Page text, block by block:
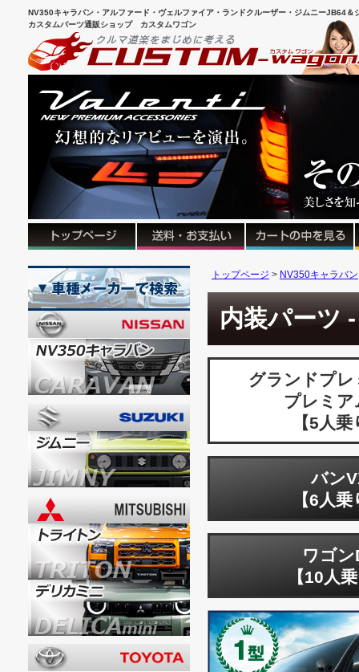
NV350キャラバン・アルファード・ヴェルファイア・ランドクルーザー・ジムニーJB64
カスタムパーツ通販ショップ カスタムワゴン
トップページ NV350キャラバン
内装パーツ
グランドプレ
プレミア
【5人
バン
【6人
ワゴン
【10人